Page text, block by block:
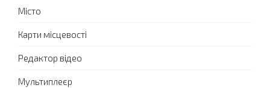
Місто
Карти місцевості
Редактор відео
Мультиплеєр